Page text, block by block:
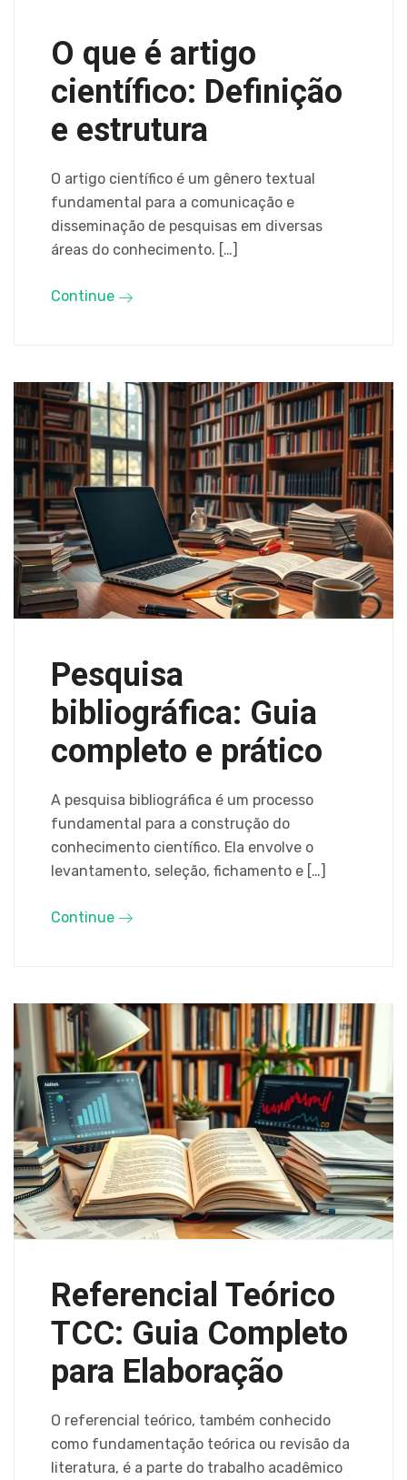
O que é artigo
científico: Definição
e estrutura
O artigo científico é um gênero textual
fundamental para a comunicação e
disseminação de pesquisas em diversas
áreas do conhecimento. […]
Continue
Pesquisa
bibliográfica: Guia
completo e prático
A pesquisa bibliográfica é um processo
fundamental para a construção do
conhecimento científico. Ela envolve o
levantamento, seleção, fichamento e […]
Continue
Referencial Teórico
TCC: Guia Completo
para Elaboração
O referencial teórico, também conhecido
como fundamentação teórica ou revisão da
literatura, é a parte do trabalho acadêmico